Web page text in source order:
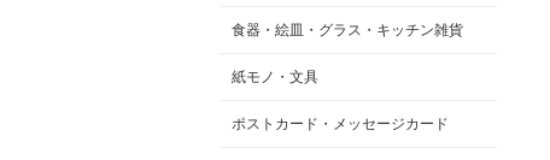
食器・絵皿・グラス・キッチン雑貨
紙モノ・文具
ポストカード・メッセージカード